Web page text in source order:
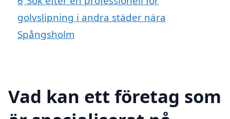
golvslipning i andra städer nära
Spångsholm
Vad kan ett företag som